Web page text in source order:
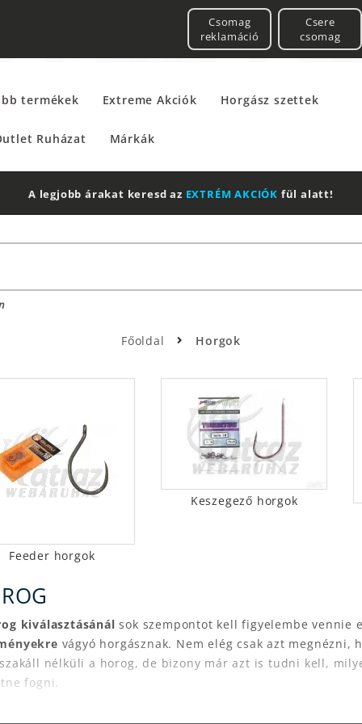
Csomag
reklamáció
Csere
csomag
termékek Extreme Akciók Horgász szettek
Ruházat Márkák
2 db Shimano Aero Technium +LeathermanMultitool
Főoldal Horgok
Feeder horgok
Keszegező horgok
kiválasztásánál sok szempontot kell figyelembe vennie
vágyó horgásznak. Nem elég csak azt megnézni,
nélküli a horog, de bizony már azt is tudni kell,
fogni.